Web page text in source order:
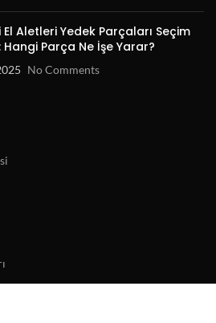
El Aletleri Yedek Parçaları Seçim
Hangi Parça Ne İşe Yarar?
No Comments